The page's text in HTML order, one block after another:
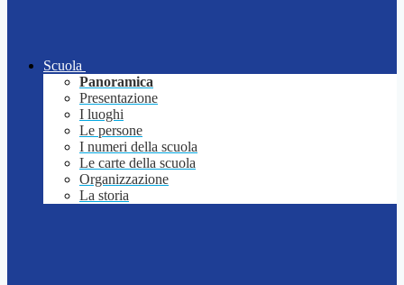
Scuola
Panoramica
Presentazione
I luoghi
Le persone
I numeri della scuola
Le carte della scuola
Organizzazione
La storia